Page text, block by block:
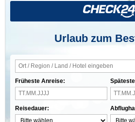
Urlaub zum
Früheste Anreise:
Reisedauer: